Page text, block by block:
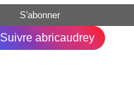
Suivre abricaudrey